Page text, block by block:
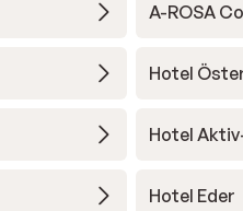
A-ROSA
Hotel
Hotel
Hotel Eder